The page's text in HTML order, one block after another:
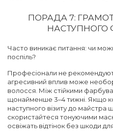
ПОРАДА 7:
НАСТУПНОГО
Часто виникає питання: чи
поспіль?
Професіонали не
агресивний вплив може
волосся. Між стійкими
щонайменше 3–4 тижні. Якщо
наступного візиту до майстра
скористайтеся тонуючими
освіжать відтінок без шкоди